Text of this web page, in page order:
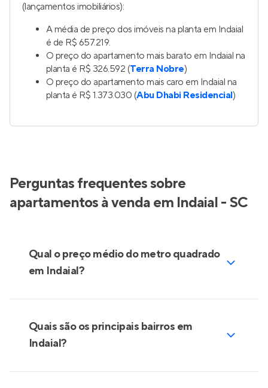
(lançamentos imobiliários):
A média de preço dos imóveis na planta em Indaial
é de R$ 657.219.
O preço do apartamento mais barato em Indaial na
planta é R$ 326.592 (Terra Nobre)
O preço do apartamento mais caro em Indaial na
planta é R$ 1.373.030 (Abu Dhabi Residencial)
Perguntas frequentes sobre
apartamentos à venda em Indaial - SC
Qual o preço médio do metro quadrado
em Indaial?
Quais são os principais bairros em
Indaial?